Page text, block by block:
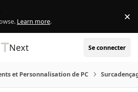
Learn more. ×
Next Se connecter
et Personnalisation de PC